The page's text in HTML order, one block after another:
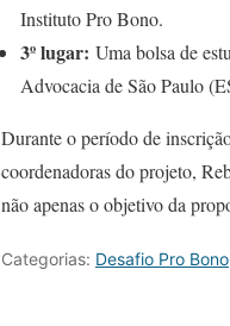
Instituto Pro Bono.
3º lugar: Uma bolsa de
Advocacia de São Paulo
Durante o período de
coordenadoras do projeto,
não apenas o objetivo da
Categorias: Desafio Pro Bono